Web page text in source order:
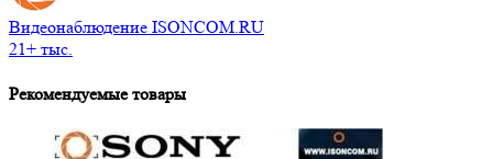
Видеонаблюдение ISONCOM.RU
21+ тыс.
Рекомендуемые товары